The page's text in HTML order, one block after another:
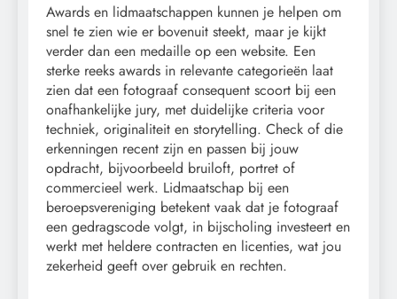
Awards en lidmaatschappen kunnen je helpen om
snel te zien wie er bovenuit steekt, maar je kijkt
verder dan een medaille op een website. Een
sterke reeks awards in relevante categorieën laat
zien dat een fotograaf consequent scoort bij een
onafhankelijke jury, met duidelijke criteria voor
techniek, originaliteit en storytelling. Check of die
erkenningen recent zijn en passen bij jouw
opdracht, bijvoorbeeld bruiloft, portret of
commercieel werk. Lidmaatschap bij een
beroepsvereniging betekent vaak dat je fotograaf
een gedragscode volgt, in bijscholing investeert en
werkt met heldere contracten en licenties, wat jou
zekerheid geeft over gebruik en rechten.